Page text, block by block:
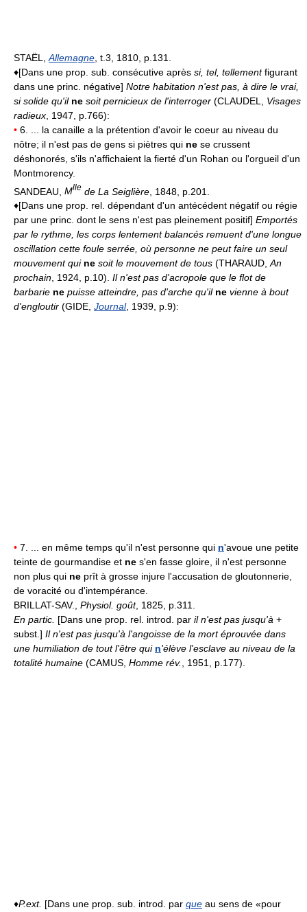
STAËL, Allemagne , t.3, 1810, p.131.
♦[Dans une prop. sub. consécutive après si, tel, tellementfigurant
dans une princ. négative] Notre habitation n'est pas, à dire le vrai,
si solide qu'il ne soit pernicieux de l'interroger (CLAUDEL, Visages
radieux , 1947, p.766):
• 6. ... la canaille a la prétention d'avoir le coeur au niveau du
nôtre; il n'est pas de gens si piètres qui ne se crussent
déshonorés, s'ils n'affichaient la fierté d'un Rohan ou l'orgueil d'un
Montmorency.
SANDEAU, Mlle de La Seiglière , 1848, p.201.
♦[Dans une prop. rel. dépendant d'un antécédent négatif ou régie
par une princ. dont le sens n'est pas pleinement positif] Emportés
par le rythme, les corps lentement balancés remuent d'une longue
oscillation cette foule serrée, où personne ne peut faire un seul
mouvement qui ne soit le mouvement de tous (THARAUD,An
prochain, 1924, p.10). Il n'est pas d'acropole que le flot de
barbarie ne puisse atteindre, pas d'arche qu'il ne vienne à bout
d'engloutir (GIDE, Journal, 1939, p.9):
• 7. ... en même temps qu'il n'est personne qui n'avoue une petite
teinte de gourmandise et ne s'en fasse gloire, il n'est personne
non plus qui ne prît à grosse injure l'accusation de gloutonnerie,
de voracité ou d'intempérance.
BRILLAT-SAV., Physiol. goût, 1825, p.311.
En partic. [Dans une prop. rel. introd. par il n'est pas jusqu'à +
subst.] Il n'est pas jusqu'à l'angoisse de la mort éprouvée dans
une humiliation de tout l'être qui n'élève l'esclave au niveau de la
totalité humaine (CAMUS, Homme rév., 1951, p.177).
♦P.ext. [Dans une prop. sub. introd. par que au sens de «pour